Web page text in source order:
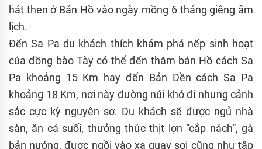
hát then ở Bản Hồ vào ngày mồng 6 tháng giêng âm
lịch.
Đến Sa Pa du khách thích khám phá nếp sinh hoạt
của đồng bào Tày có thể đến thăm bản Hồ cách Sa
Pa khoảng 15 Km hay đến Bản Dền cách Sa Pa
khoảng 18 Km, nơi này đường núi khó đi nhưng cảnh
sắc cực kỳ nguyên sơ. Du khách sẽ được ngủ nhà
sàn, ăn cá suối, thưởng thức thịt lợn “cắp nách”, gà
bản nướng, được ngồi vào xa quay sợi cũng như tập